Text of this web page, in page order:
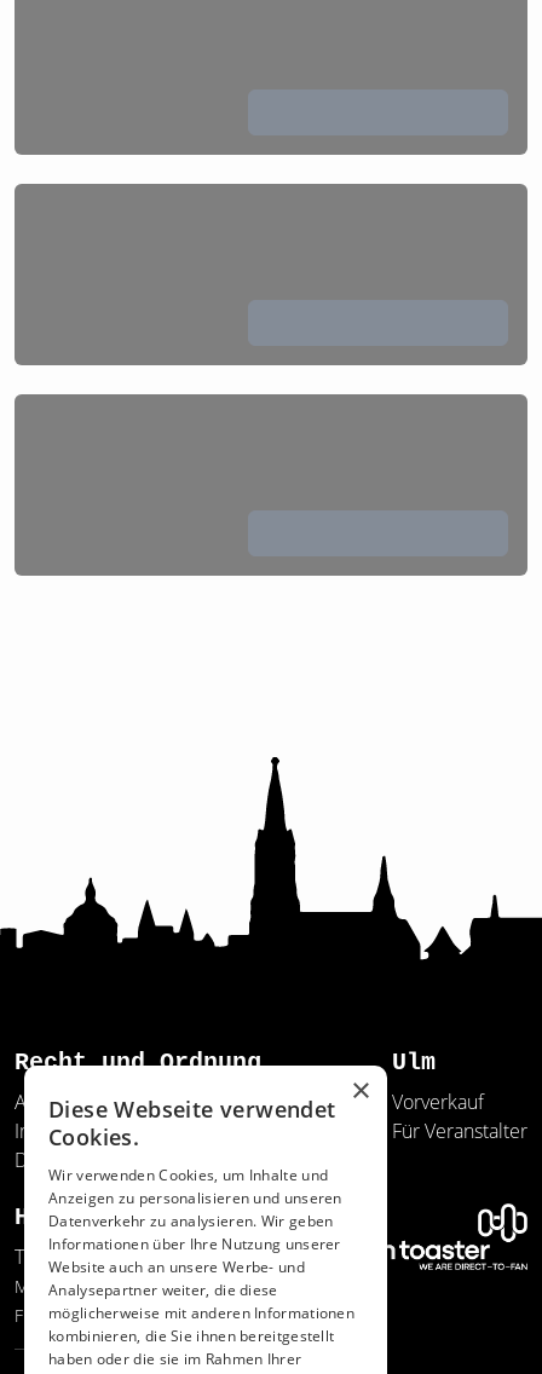
Recht und Ordnung
AGB
Impressum
Datenschutz
Ulm
Vorverkauf
Für Veranstalter
Hilfe und Support
Telefon: 0731/20641-150
Mo.-Do. 12:00-17:00 Uhr
Fr 09:00-13:00 Uhr
×
Diese Webseite verwendet
Cookies.
Wir verwenden Cookies, um Inhalte und
Anzeigen zu personalisieren und unseren
Datenverkehr zu analysieren. Wir geben
Informationen über Ihre Nutzung unserer
Website auch an unsere Werbe- und
Analysepartner weiter, die diese
möglicherweise mit anderen Informationen
kombinieren, die Sie ihnen bereitgestellt
haben oder die sie im Rahmen Ihrer